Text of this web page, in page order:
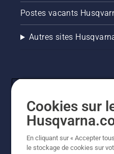
Postes vacants
Autres sites
© Husqvarna AB (publ).
Cookies sur
En cliquant sur « Accepter
le stockage de cookies sur